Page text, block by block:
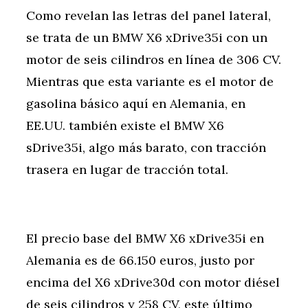
Como revelan las letras del panel lateral,
se trata de un BMW X6 xDrive35i con un
motor de seis cilindros en línea de 306 CV.
Mientras que esta variante es el motor de
gasolina básico aquí en Alemania, en
EE.UU. también existe el BMW X6
sDrive35i, algo más barato, con tracción
trasera en lugar de tracción total.
El precio base del BMW X6 xDrive35i en
Alemania es de 66.150 euros, justo por
encima del X6 xDrive30d con motor diésel
de seis cilindros y 258 CV, este último